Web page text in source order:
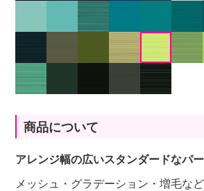
商品について
アレンジ幅の広いスタンダードなパ
メッシュ・グラデーション・増毛など